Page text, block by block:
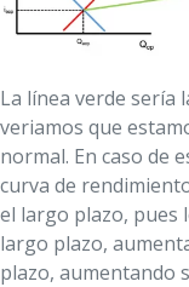
La línea verde sería
veriamos que
normal. En caso de
curva de
el largo plazo, pues
largo plazo,
plazo, aumentando